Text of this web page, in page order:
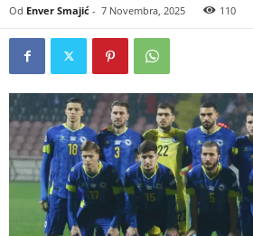
Od Enver Smajić - 7 Novembra, 2025 110